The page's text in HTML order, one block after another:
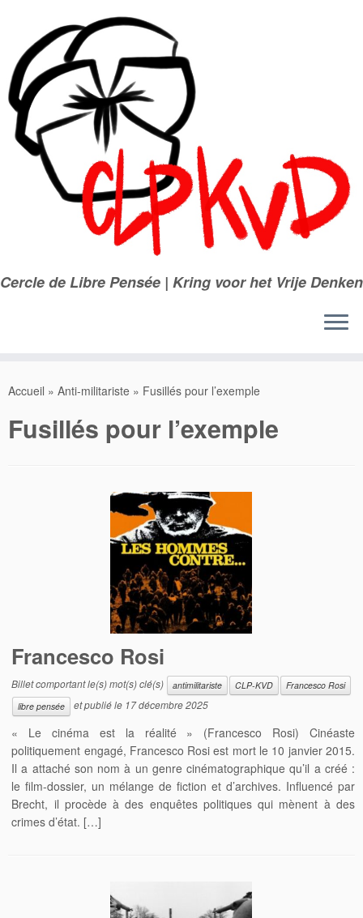
contenu
Cercle de Libre Pensée | Kring voor het Vrije Denken
Accueil » Anti-militariste » Fusillés pour l’exemple
Fusillés pour l’exemple
Francesco Rosi
Billet comportant le(s) mot(s) clé(s) antimilitariste CLP-KVD
Francesco Rosi
libre pensée
et publié le 17 décembre 2025
« Le cinéma est la réalité » (Francesco Rosi) Cinéaste
politiquement engagé, Francesco Rosi est mort le 10 janvier 2015.
Il a attaché son nom à un genre cinématographique qu’il a créé :
le film-dossier, un mélange de fiction et d’archives. Influencé par
Brecht, il procède à des enquêtes politiques qui mènent à des
crimes d’état. […]